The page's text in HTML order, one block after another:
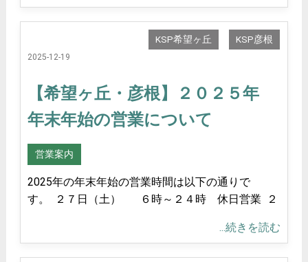
2025-12-19
【希望ヶ丘・彦根】２０２５年
年末年始の営業について
KSP希望ヶ丘 KSP彦根
営業案内
2025年の年末年始の営業時間は以下の通りで
す。 ２７日（土） ６時～２４時 休日営業 ２
...続きを読む